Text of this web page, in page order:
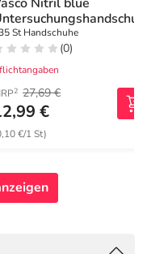
XL
St Handschuhe
(0)
2 27,69 €
€
€/1 St)